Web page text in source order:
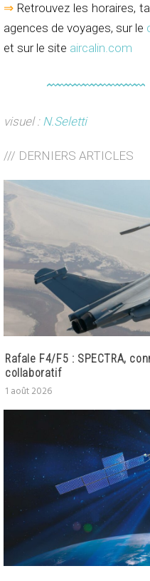
⇒ Retrouvez les horaires,
agences de voyages, sur le
et sur le site aircalin.com
visuel : N.Seletti
/// DERNIERS ARTICLES
Rafale F4/F5 : SPECTRA,
collaboratif
1 août 2026